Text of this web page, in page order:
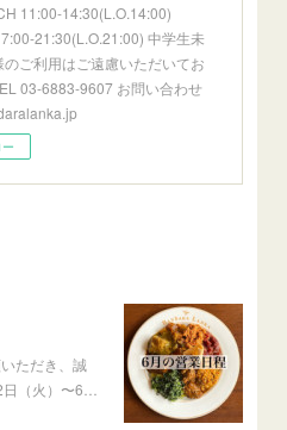
11:00-14:30(L.O.14:00)
21:30(L.O.21:00) 中学生未
ご利用はご遠慮いただいてお
03-6883-9607 お問い合わせ
ただき、誠
（火）〜6…